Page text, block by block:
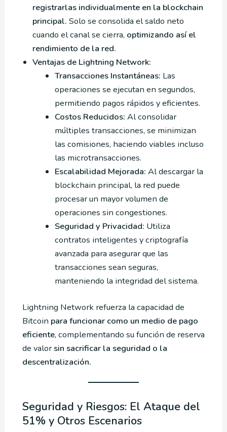
registrarlas individualmente en la blockchain
principal. Solo se consolida el saldo neto
cuando el canal se cierra, optimizando así el
rendimiento de la red.
Ventajas de Lightning Network:
Transacciones Instantáneas: Las
operaciones se ejecutan en segundos,
permitiendo pagos rápidos y eficientes.
Costos Reducidos: Al consolidar
múltiples transacciones, se minimizan
las comisiones, haciendo viables incluso
las microtransacciones.
Escalabilidad Mejorada: Al descargar la
blockchain principal, la red puede
procesar un mayor volumen de
operaciones sin congestiones.
Seguridad y Privacidad: Utiliza
contratos inteligentes y criptografía
avanzada para asegurar que las
transacciones sean seguras,
manteniendo la integridad del sistema.
Lightning Network refuerza la capacidad de
Bitcoin para funcionar como un medio de pago
eficiente, complementando su función de reserva
de valorsin sacrificar la seguridad o la
descentralización.
Seguridad y Riesgos: El Ataque del
51% y Otros Escenarios